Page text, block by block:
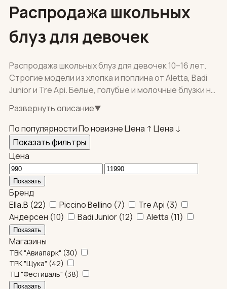
Распродажа школьных
блуз для девочек
Распродажа школьных блуз для девочек 10–16 лет.
Строгие модели из хлопка и поплина от Aletta, Badi
Junior и Tre Api. Белые, голубые и молочные блузки не
начальной школы и старших классов. Доставка:
собственная служба по Москве, самовывоз, СДЭК по
регионам.
Развернуть описание▼
По популярностиПо новизнеЦена ↑ Цена ↓
Показать фильтры
Цена
Бренд
Ella.B (22) Piccino Bellino (7) Tre Api (3)
Андерсен (10) Badi Junior(12) Aletta (11)
Магазины
ТВК "Авиапарк" (30)
ТРК "Щука" (42)
ТЦ "Фестиваль" (38)